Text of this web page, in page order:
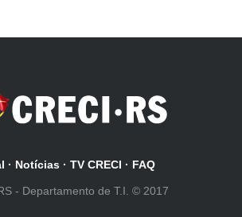
· Notícias · TV CRECI · FAQ
- Departamento de T.I. © 2017